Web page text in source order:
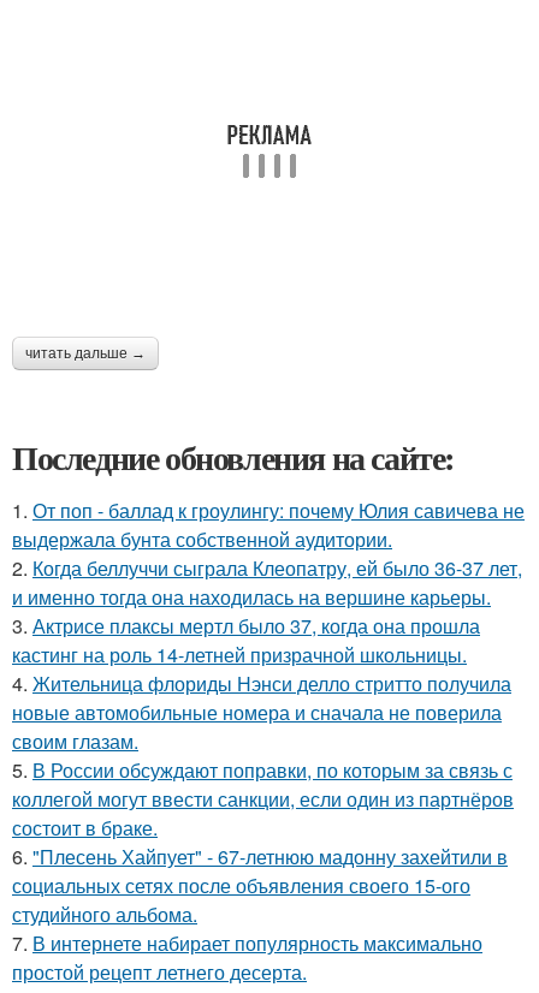
читать дальше →
Последние обновления на сайте:
1. От поп - баллад к гроулингу: почему Юлия савичева не
выдержала бунта собственной аудитории.
2. Когда беллуччи сыграла Клеопатру, ей было 36-37 лет,
и именно тогда она находилась на вершине карьеры.
3. Актрисе плаксы мертл было 37, когда она прошла
кастинг на роль 14-летней призрачной школьницы.
4. Жительница флориды Нэнси делло стритто получила
новые автомобильные номера и сначала не поверила
своим глазам.
5. В России обсуждают поправки, по которым за связь с
коллегой могут ввести санкции, если один из партнёров
состоит в браке.
6. "Плесень Хайпует" - 67-летнюю мадонну захейтили в
социальных сетях после объявления своего 15-ого
студийного альбома.
7. В интернете набирает популярность максимально
простой рецепт летнего десерта.